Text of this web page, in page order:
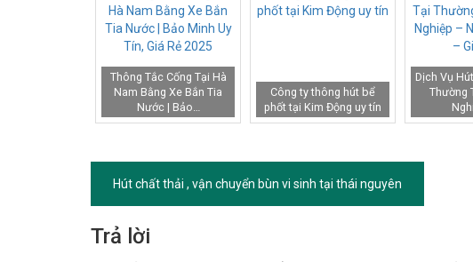
Thông Tắc Cống Tại Hà
Nam Bằng Xe Bắn Tia
Nước | Bảo…
Công ty thông hút bể
phốt tại Kim Động uy tín
Dịch Vụ
Thường
Điều
hướng
bài
Hút chất thải , vận chuyển bùn vi sinh tại thái nguyên
Trả lời